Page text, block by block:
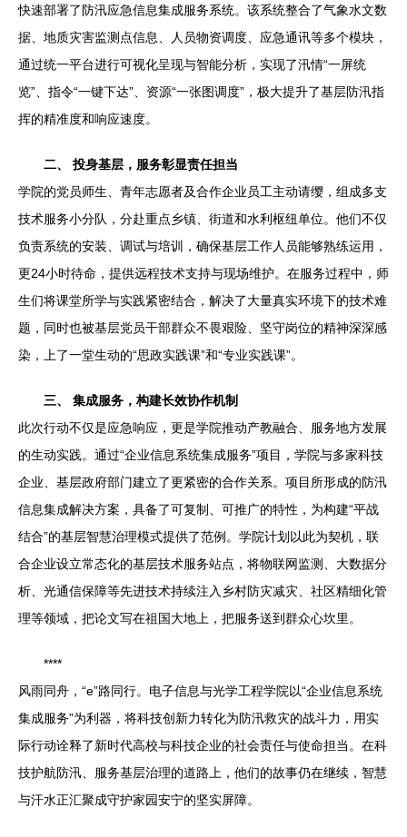
快速部署了防汛应急信息集成服务系统。该系统整合了气象水文数
据、地质灾害监测点信息、人员物资调度、应急通讯等多个模块，
通过统一平台进行可视化呈现与智能分析，实现了汛情“一屏统
览”、指令“一键下达”、资源“一张图调度”，极大提升了基层防汛指
挥的精准度和响应速度。
二、 投身基层，服务彰显责任担当
学院的党员师生、青年志愿者及合作企业员工主动请缨，组成多支
技术服务小分队，分赴重点乡镇、街道和水利枢纽单位。他们不仅
负责系统的安装、调试与培训，确保基层工作人员能够熟练运用，
更24小时待命，提供远程技术支持与现场维护。在服务过程中，师
生们将课堂所学与实践紧密结合，解决了大量真实环境下的技术难
题，同时也被基层党员干部群众不畏艰险、坚守岗位的精神深深感
染，上了一堂生动的“思政实践课”和“专业实践课”。
三、 集成服务，构建长效协作机制
此次行动不仅是应急响应，更是学院推动产教融合、服务地方发展
的生动实践。通过“企业信息系统集成服务”项目，学院与多家科技
企业、基层政府部门建立了更紧密的合作关系。项目所形成的防汛
信息集成解决方案，具备了可复制、可推广的特性，为构建“平战
结合”的基层智慧治理模式提供了范例。学院计划以此为契机，联
合企业设立常态化的基层技术服务站点，将物联网监测、大数据分
析、光通信保障等先进技术持续注入乡村防灾减灾、社区精细化管
理等领域，把论文写在祖国大地上，把服务送到群众心坎里。
****
风雨同舟，“e”路同行。电子信息与光学工程学院以“企业信息系统
集成服务”为利器，将科技创新力转化为防汛救灾的战斗力，用实
际行动诠释了新时代高校与科技企业的社会责任与使命担当。在科
技护航防汛、服务基层治理的道路上，他们的故事仍在继续，智慧
与汗水正汇聚成守护家园安宁的坚实屏障。